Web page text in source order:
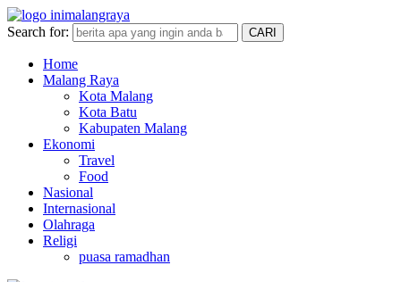
Search for: CARI
Home
Malang Raya
Kota Malang
Kota Batu
Kabupaten Malang
Ekonomi
Travel
Food
Nasional
Internasional
Olahraga
Religi
puasa ramadhan